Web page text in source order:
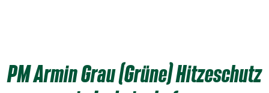
PM Armin Grau (Grüne) Hitzeschutz